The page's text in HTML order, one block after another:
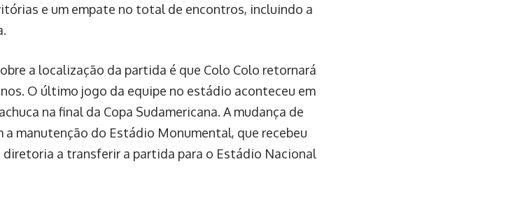
e um empate no total de encontros, incluindo a
a localização da partida é que Colo Colo retornará
O último jogo da equipe no estádio aconteceu em
na final da Copa Sudamericana. A mudança de
a manutenção do Estádio Monumental, que recebeu
diretoria a transferir a partida para o Estádio Nacional